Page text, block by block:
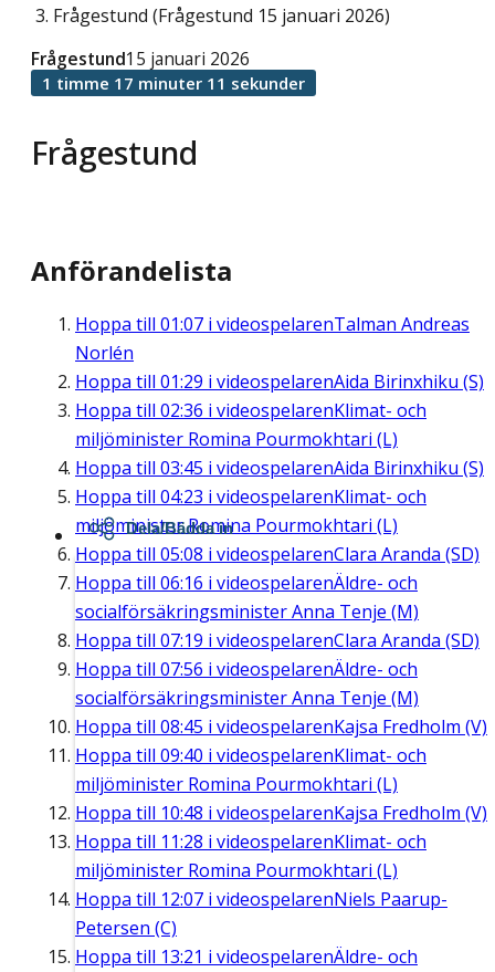
Frågestund (Frågestund 15 januari 2026)
Frågestund
Frågestund15 januari 2026
1 timme 17 minuter 11 sekunder
Anförandelista
Hoppa till 01:07 i videospelarenTalman Andreas
Norlén
Hoppa till 01:29 i videospelarenAida Birinxhiku (S)
Hoppa till 02:36 i videospelarenKlimat- och
miljöminister Romina Pourmokhtari (L)
Hoppa till 03:45 i videospelarenAida Birinxhiku (S)
Hoppa till 04:23 i videospelarenKlimat- och
miljöminister Romina Pourmokhtari (L)
Hoppa till 05:08 i videospelarenClara Aranda (SD)
Hoppa till 06:16 i videospelarenÄldre- och
socialförsäkringsminister Anna Tenje (M)
Hoppa till 07:19 i videospelarenClara Aranda (SD)
Hoppa till 07:56 i videospelarenÄldre- och
socialförsäkringsminister Anna Tenje (M)
Hoppa till 08:45 i videospelarenKajsa Fredholm (V)
Hoppa till 09:40 i videospelarenKlimat- och
miljöminister Romina Pourmokhtari (L)
Hoppa till 10:48 i videospelarenKajsa Fredholm (V)
Hoppa till 11:28 i videospelarenKlimat- och
miljöminister Romina Pourmokhtari (L)
Hoppa till 12:07 i videospelarenNiels Paarup-
Petersen (C)
Hoppa till 13:21 i videospelarenÄldre- och
Dela/Bädda in